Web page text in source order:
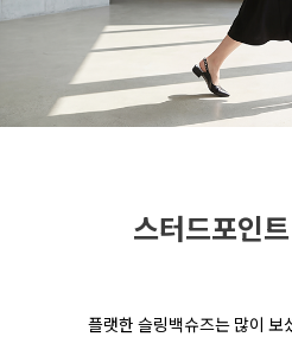
스터드포인
플랫한 슬링백슈즈는 많이 보